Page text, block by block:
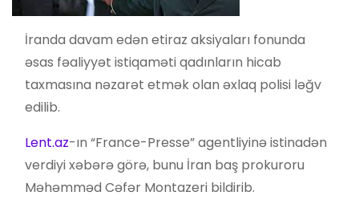
İranda davam edən etiraz aksiyaları fonunda
əsas fəaliyyət istiqaməti qadınların hicab
taxmasına nəzarət etmək olan əxlaq polisi ləğv
edilib.
Lent.az-ın “France-Presse” agentliyinə istinadən
verdiyi xəbərə görə, bunu İran baş prokuroru
Məhəmməd Cəfər Montazeri bildirib.